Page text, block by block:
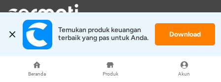
Beranda Produk Akun
© 2026 Cermati. All Rights Reserved.
Temukan produk keuangan
terbaik yang pas untuk Anda.
Download